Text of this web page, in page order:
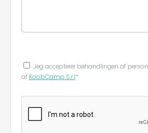
Jeg accepterer behandlingen af
af KoobCamp S.r.l*